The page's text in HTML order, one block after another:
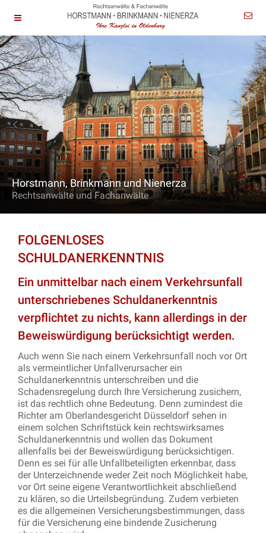
Horstmann, Brinkmann und Nienerza
Rechtsanwälte und Fachanwälte
FOLGENLOSES
SCHULDANERKENNTNIS
Ein unmittelbar nach einem Verkehrsunfall
unterschriebenes Schuldanerkenntnis
verpflichtet zu nichts, kann allerdings in der
Beweiswürdigung berücksichtigt werden.
Auch wenn Sie nach einem Verkehrsunfall noch vor Ort
als vermeintlicher Unfallverursacher ein
Schuldanerkenntnis unterschreiben und die
Schadensregelung durch Ihre Versicherung zusichern,
ist das rechtlich ohne Bedeutung. Denn zumindest die
Richter am Oberlandesgericht Düsseldorf sehen in
einem solchen Schriftstück kein rechtswirksames
Schuldanerkenntnis und wollen das Dokument
allenfalls bei der Beweiswürdigung berücksichtigen.
Denn es sei für alle Unfallbeteiligten erkennbar, dass
der Unterzeichnende weder Zeit noch Möglichkeit habe,
vor Ort seine eigene Verantwortlichkeit abschließend
zu klären, so die Urteilsbegründung. Zudem verbieten
es die allgemeinen Versicherungsbestimmungen, dass
für die Versicherung eine bindende Zusicherung